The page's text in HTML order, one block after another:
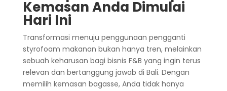
Kemasan Anda Dimulai
Hari Ini
Transformasi menuju penggunaan pengganti
styrofoam makanan bukan hanya tren, melainkan
sebuah keharusan bagi bisnis F&B yang ingin terus
relevan dan bertanggung jawab di Bali. Dengan
memilih kemasan bagasse, Anda tidak hanya